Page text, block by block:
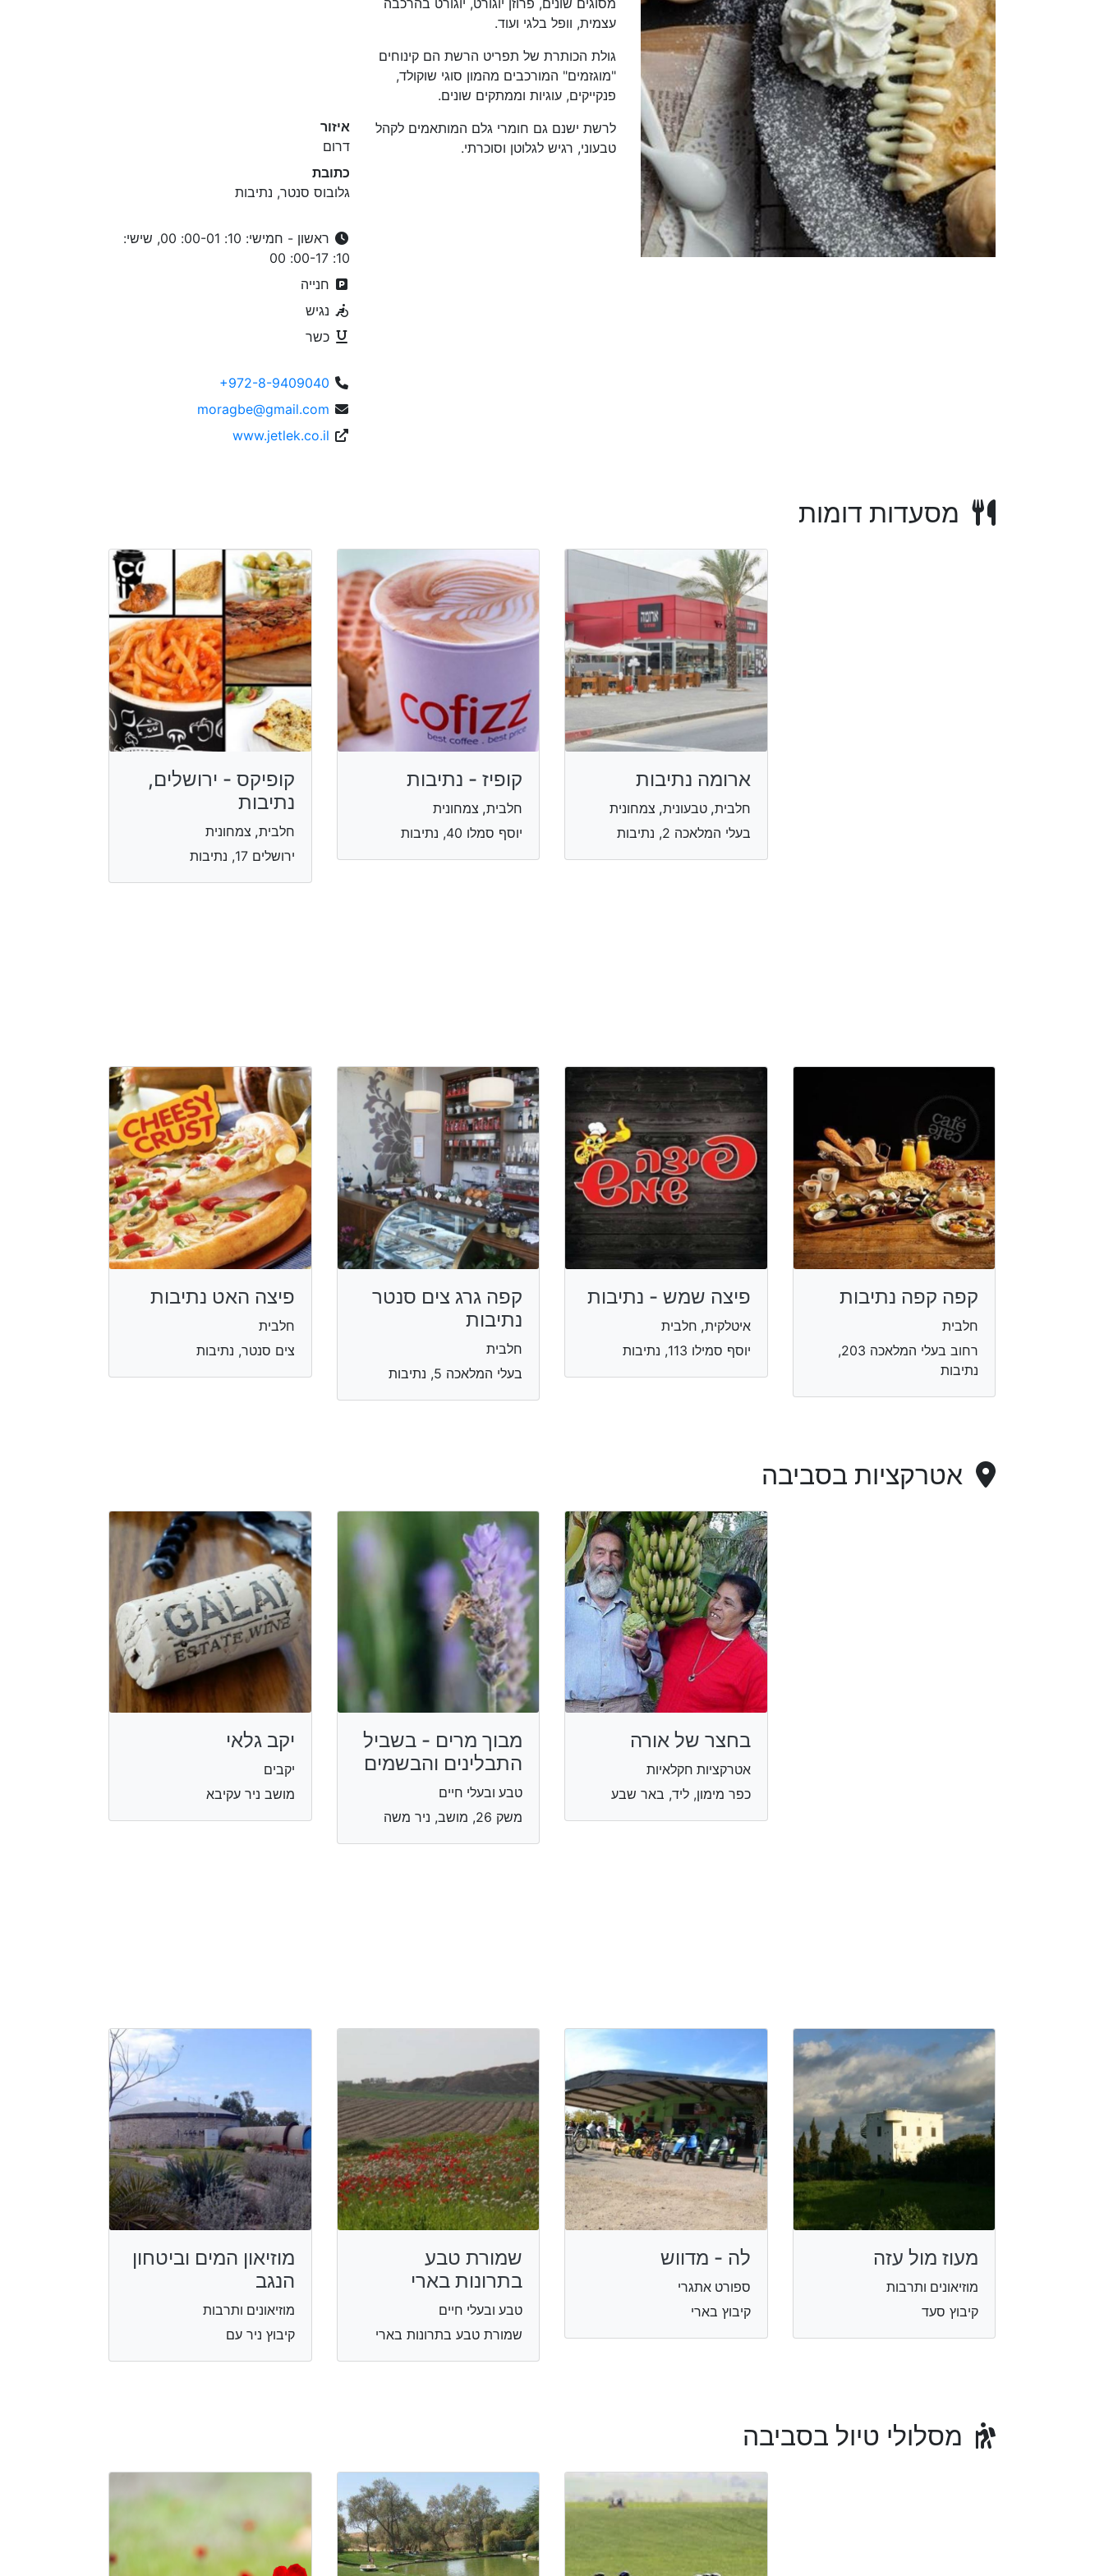
מסוגים שונים, פרוזן יוגורט, יוגורט בהרכבה
עצמית, וופל בלגי ועוד.
גולת הכותרת של תפריט הרשת הם קינוחים
"מוגזמים" המורכבים מהמון סוגי שוקולד,
פנקייקים, עוגיות וממתקים שונים.
לרשת ישנם גם חומרי גלם המותאמים לקהל
טבעוני, רגיש לגלוטן וסוכרתי.
איזור
דרום
כתובת
גלובוס סנטר, נתיבות
ראשון - חמישי: 10: 00-01: 00, שישי:
10: 00-17: 00
חנייה
נגיש
כשר
+972-8-9409040
moragbe@gmail.com
www.jetlek.co.il
מסעדות דומות
ארומה נתיבות
חלבית, טבעונית, צמחונית
בעלי המלאכה 2, נתיבות
קופיז - נתיבות
חלבית, צמחונית
יוסף סמלו 40, נתיבות
קופיקס - ירושלים,
נתיבות
חלבית, צמחונית
ירושלים 17, נתיבות
קפה קפה נתיבות
חלבית
רחוב בעלי המלאכה 203,
נתיבות
פיצה שמש - נתיבות
איטלקית, חלבית
יוסף סמילו 113, נתיבות
קפה גרג צים סנטר
נתיבות
חלבית
בעלי המלאכה 5, נתיבות
פיצה האט נתיבות
חלבית
צים סנטר, נתיבות
אטרקציות בסביבה
בחצר של אורה
אטרקציות חקלאיות
כפר מימון, ליד, באר שבע
מבוך מרים - בשביל
התבלינים והבשמים
טבע ובעלי חיים
משק 26, מושב, ניר משה
יקב גלאי
יקבים
מושב ניר עקיבא
מעוז מול עזה
מוזיאונים ותרבות
קיבוץ סעד
לה - מדווש
ספורט אתגרי
קיבוץ בארי
שמורת טבע
בתרונות בארי
טבע ובעלי חיים
שמורת טבע בתרונות בארי
מוזיאון המים וביטחון
הנגב
מוזיאונים ותרבות
קיבוץ ניר עם
מסלולי טיול בסביבה